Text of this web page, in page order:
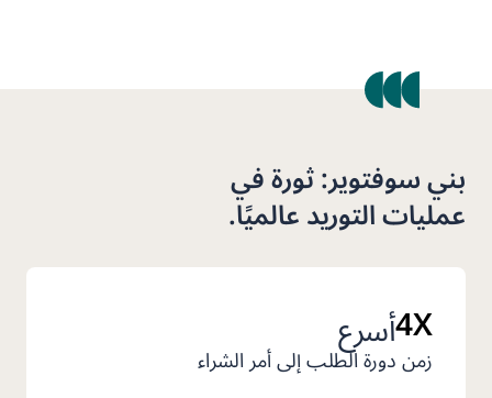
بني سوفتوير: ثورة في
عمليات التوريد عالميًا.
4Xأسرع
زمن دورة الطلب إلى أمر الشراء